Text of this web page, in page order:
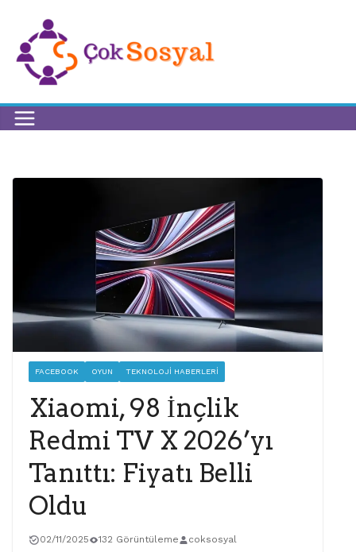
FACEBOOK OYUN TEKNOLOJI HABERLERI
Xiaomi, 98 İnçlik
Redmi TV X 2026’yı
Tanıttı: Fiyatı Belli
Oldu
02/11/2025 132 Görüntüleme coksosyal